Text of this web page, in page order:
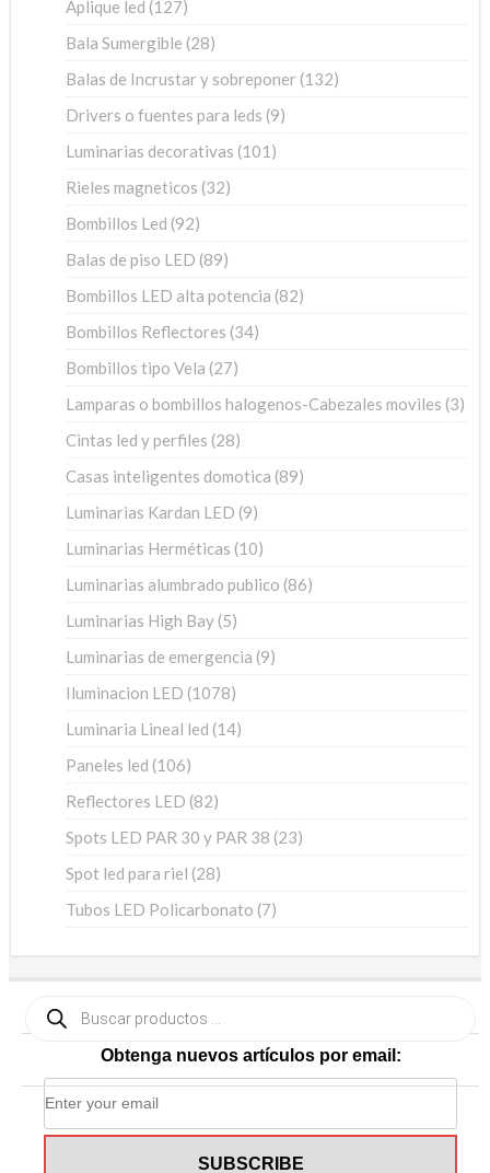
Aplique led 127
Bala Sumergible 2828
Balas de Incrustar y sobreponer 132132
Drivers o fuentes para leds 99
Luminarias decorativas 101 101
Rieles magneticos 3232
Bombillos Led 9292
Balas de piso LED 8989
Bombillos LED alta potencia 8282
Bombillos Reflectores 3434
Bombillos tipo Vela 2727
Lamparas o bombillos halogenos-Cabezales moviles 33
Cintas led y perfiles 2828
Casas inteligentes domotica 8989
Luminarias Kardan LED 99
Luminarias Herméticas 1010
Luminarias alumbrado publico 8686
Luminarias High Bay 55
Luminarias de emergencia 99
Iluminacion LED 10781078
Luminaria Lineal led 1414
Paneles led 106106
Reflectores LED 8282
Spots LED PAR 30 y PAR 38 2323
Spot led para riel 2828
Tubos LED Policarbonato 77
productos
Obtenga nuevos artículos por email: